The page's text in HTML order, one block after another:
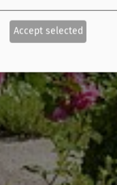
Accept selected